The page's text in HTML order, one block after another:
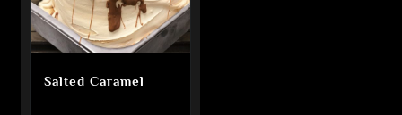
Salted Caramel